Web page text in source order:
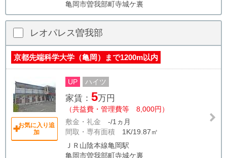
亀岡市曽我部町寺城ケ裏
レオパレス曽我部
京都先端科学大学（亀岡）まで1200m以内
お気に入り追
加
UP ハイツ
家賃： 5万円
（共益費・管理費等 8,000円）
敷金・礼金 -/1ヵ月
間取・専有面積 1K/19.87㎡
ＪＲ山陰本線亀岡駅
亀岡市曽我部町寺城ケ裏